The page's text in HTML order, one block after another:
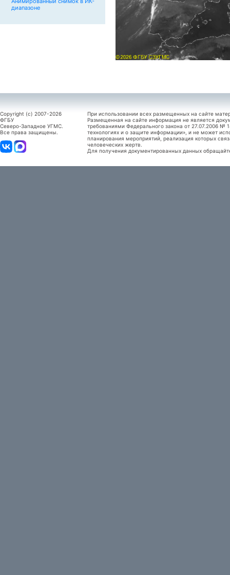
диапазоне
Copyright (c) 2007-2026
ФГБУ
Северо-Западное УГМС.
Все права защищены.
При использовании всех размещенных на сайте
Размещенная на сайте информация не является
требованиями Федерального закона от 27.07.2006
технологиях и о защите информации», и не может
планирования мероприятий, реализация которых
человеческих жертв.
Для получения документированных данных